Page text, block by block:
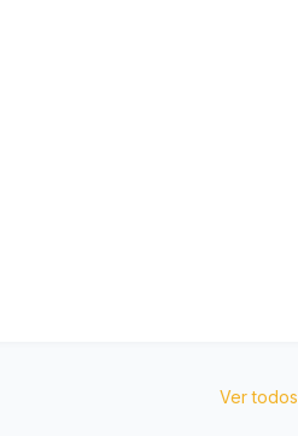
Ver todos